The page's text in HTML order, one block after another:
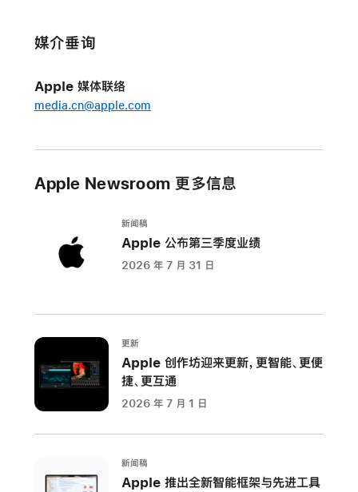
媒介垂询
Apple 媒体联络
media.cn@apple.com
Apple Newsroom 更多信息
新闻稿
Apple 公布第三季度业绩
2026 年 7 月 31 日
更新
Apple 创作坊迎来更新，更智能、更便
捷、更互通
2026 年 7 月 1 日
新闻稿
Apple 推出全新智能框架与先进工具